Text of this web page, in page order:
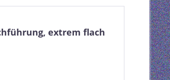
extrem flach